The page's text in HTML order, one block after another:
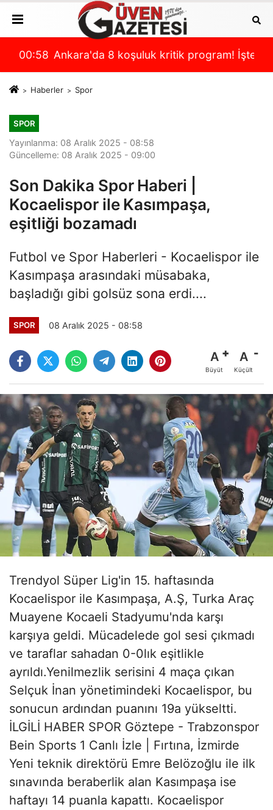
durum
çıktı!00:58 Ankara'da 8 koşuluk kritik program! İşte
Haberler Spor
SPOR
Yayınlanma: 08 Aralık 2025 - 08:58
Güncelleme: 08 Aralık 2025 - 09:00
Son Dakika Spor Haberi |
Kocaelispor ile Kasımpaşa,
eşitliği bozamadı
Futbol ve Spor Haberleri - Kocaelispor ile
Kasımpaşa arasındaki müsabaka,
başladığı gibi golsüz sona erdi....
SPOR 08 Aralık 2025 - 08:58
A
Büyüt
A
Küçült
Trendyol Süper Lig'in 15. haftasında
Kocaelispor ile Kasımpaşa, A.Ş, Turka Araç
Muayene Kocaeli Stadyumu'nda karşı
karşıya geldi. Mücadelede gol sesi çıkmadı
ve taraflar sahadan 0-0lık eşitlikle
ayrıldı.Yenilmezlik serisini 4 maça çıkan
Selçuk İnan yönetimindeki Kocaelispor, bu
sonucun ardından puanını 19a yükseltti.
İLGİLİ HABER SPOR Göztepe - Trabzonspor
Bein Sports 1 Canlı İzle | Fırtına, İzmirde
Yeni teknik direktörü Emre Belözoğlu ile ilk
sınavında beraberlik alan Kasımpaşa ise
haftayı 14 puanla kapattı. Kocaelispor